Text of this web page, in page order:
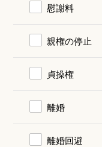
慰謝料
親権の停止
貞操権
離婚
離婚回避